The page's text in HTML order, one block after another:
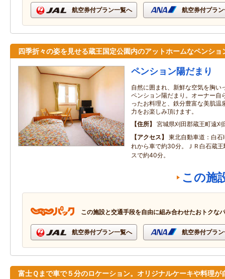
航空券付プラン一覧へ 航空券付プラ
四季折々の姿を見せる蔵王国定公園内のアットホームなペンショ
ペンション陽だまり
自然に囲まれ、新鮮な空気を胸い
ペンション陽だまり。オーナー自
ったお料理と、鉄分豊富な美肌温
力をお楽しみ頂けます。
住所
宮城県刈田郡蔵王町遠
アクセス
東北自動車道：白
れから車で約30分。ＪＲ白石蔵
スで約40分。
この施
この施設と交通手段を自由に組み合わせたおトクな
航空券付プラン一覧へ 航空券付プラ
富士Ｑまで車で５分のロケーション。オリジナルケーキや料理が